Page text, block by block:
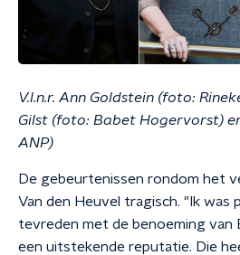
V.l.n.r. Ann Goldstein (foto:
Gilst (foto: Babet Hogervorst)
ANP)
De gebeurtenissen rondom het
Van den Heuvel tragisch. "Ik was
tevreden met de benoeming van
een uitstekende reputatie. Die